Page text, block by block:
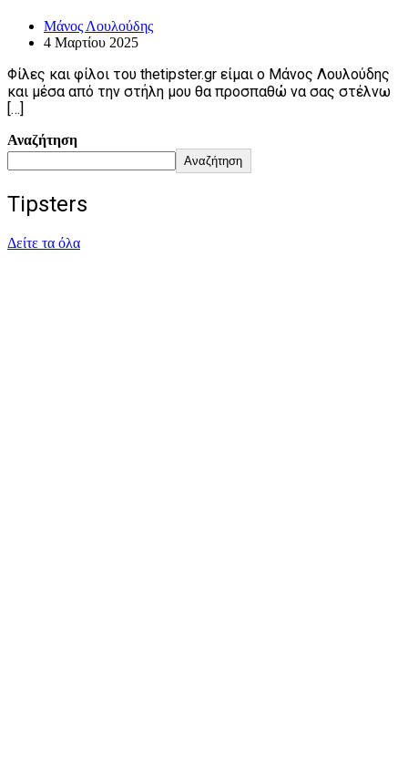
Μάνος Λουλούδης
4 Μαρτίου 2025
Φίλες και φίλοι του thetipster.gr είμαι ο Μάνος Λουλούδης
και μέσα από την στήλη μου θα προσπαθώ να σας στέλνω
[…]
Αναζήτηση
Αναζήτηση
Tipsters
Δείτε τα όλα